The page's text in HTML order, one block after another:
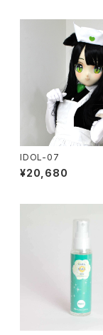
IDOL-07
¥20,680